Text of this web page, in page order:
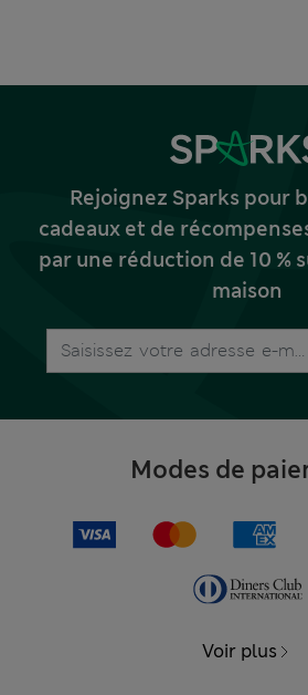
Rejoignez Sparks pour
cadeaux et de
par une réduction de 10 %
maison
Modes de
Voir plus